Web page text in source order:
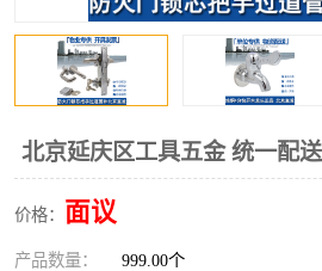
北京延庆区工具五金 统一配送
价格： 面议
产品数量： 999.00个